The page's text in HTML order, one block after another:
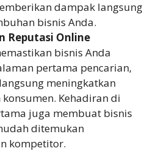
dampak langsung
bisnis Anda.
Reputasi Online
bisnis Anda
pertama pencarian,
meningkatkan
Kehadiran di
juga membuat bisnis
ditemukan
kompetitor.